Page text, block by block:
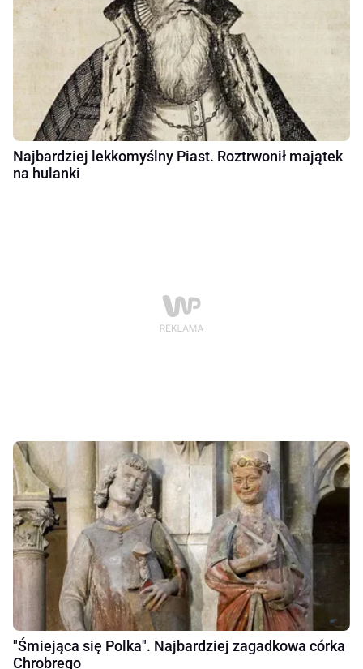
Najbardziej lekkomyślny Piast. Roztrwonił majątek
na hulanki
"Śmiejąca się Polka". Najbardziej zagadkowa córka
Chrobrego